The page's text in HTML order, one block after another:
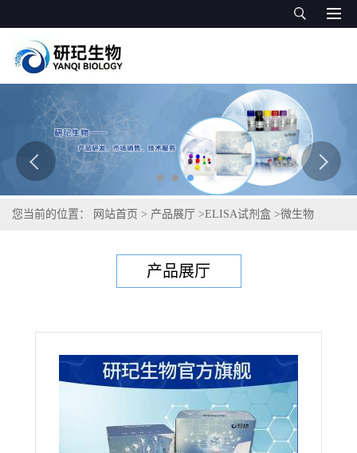
您当前的位置： 网站首页 > 产品展厅 >ELISA试剂盒 >微生物
产品展厅